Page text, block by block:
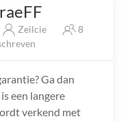
Zeilcie
8
Ga dan
een langere
verkend met